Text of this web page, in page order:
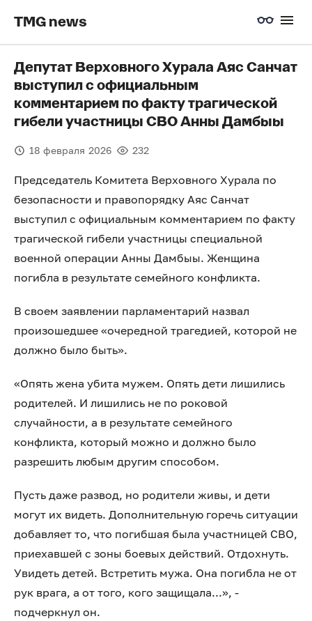
TMG news
Депутат Верховного Хурала Аяс Санчат
выступил с официальным
комментарием по факту трагической
гибели участницы СВО Анны Дамбыы
18 февраля 2026 232
Председатель Комитета Верховного Хурала по
безопасности и правопорядку Аяс Санчат
выступил с официальным комментарием по факту
трагической гибели участницы специальной
военной операции Анны Дамбыы. Женщина
погибла в результате семейного конфликта.
В своем заявлении парламентарий назвал
произошедшее «очередной трагедией, которой не
должно было быть».
«Опять жена убита мужем. Опять дети лишились
родителей. И лишились не по роковой
случайности, а в результате семейного
конфликта, который можно и должно было
разрешить любым другим способом.
Пусть даже развод, но родители живы, и дети
могут их видеть. Дополнительную горечь ситуации
добавляет то, что погибшая была участницей СВО,
приехавшей с зоны боевых действий. Отдохнуть.
Увидеть детей. Встретить мужа. Она погибла не от
рук врага, а от того, кого защищала...», -
подчеркнул он.